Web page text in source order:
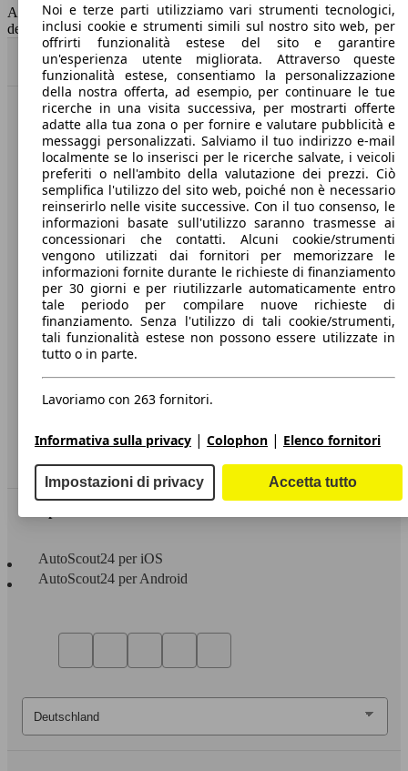
AutoScout24 non si assume alcuna responsabilità per la correttezza
dei dati.
Torna su
Benvenuti su AutoScout24, il mercato auto europeo.
Società
A proposito di AutoScout24
Stampa
Media
Condizioni generali
Informazioni
Dichiarazione di Accessibilità
Servizi
Area rivenditori
AutoScout24 per iOS
AutoScout24 per Android
Noi e terze parti utilizziamo vari strumenti tecnologici,
inclusi cookie e strumenti simili sul nostro sito web, per
offrirti funzionalità estese del sito e garantire
un'esperienza utente migliorata. Attraverso queste
funzionalità estese, consentiamo la personalizzazione
della nostra offerta, ad esempio, per continuare le tue
ricerche in una visita successiva, per mostrarti offerte
adatte alla tua zona o per fornire e valutare pubblicità e
messaggi personalizzati. Salviamo il tuo indirizzo e-mail
localmente se lo inserisci per le ricerche salvate, i veicoli
preferiti o nell'ambito della valutazione dei prezzi. Ciò
semplifica l'utilizzo del sito web, poiché non è necessario
reinserirlo nelle visite successive. Con il tuo consenso, le
informazioni basate sull'utilizzo saranno trasmesse ai
concessionari che contatti. Alcuni cookie/strumenti
vengono utilizzati dai fornitori per memorizzare le
informazioni fornite durante le richieste di finanziamento
per 30 giorni e per riutilizzarle automaticamente entro
tale periodo per compilare nuove richieste di
finanziamento. Senza l'utilizzo di tali cookie/strumenti,
tali funzionalità estese non possono essere utilizzate in
tutto o in parte.
Lavoriamo con 263 fornitori.
Informativa sulla privacy | Colophon | Elenco fornitori
Impostazioni di privacy Accetta tutto